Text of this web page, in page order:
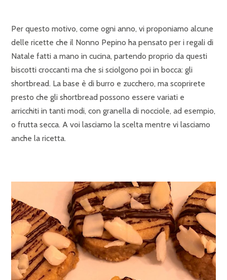
Per questo motivo, come ogni anno, vi proponiamo alcune
delle ricette che il Nonno Pepino ha pensato per i regali di
Natale fatti a mano in cucina, partendo proprio da questi
biscotti croccanti ma che si sciolgono poi in bocca: gli
shortbread. La base è di burro e zucchero, ma scoprirete
presto che gli shortbread possono essere variati e
arricchiti in tanti modi, con granella di nocciole, ad esempio,
o frutta secca. A voi lasciamo la scelta mentre vi lasciamo
anche la ricetta.